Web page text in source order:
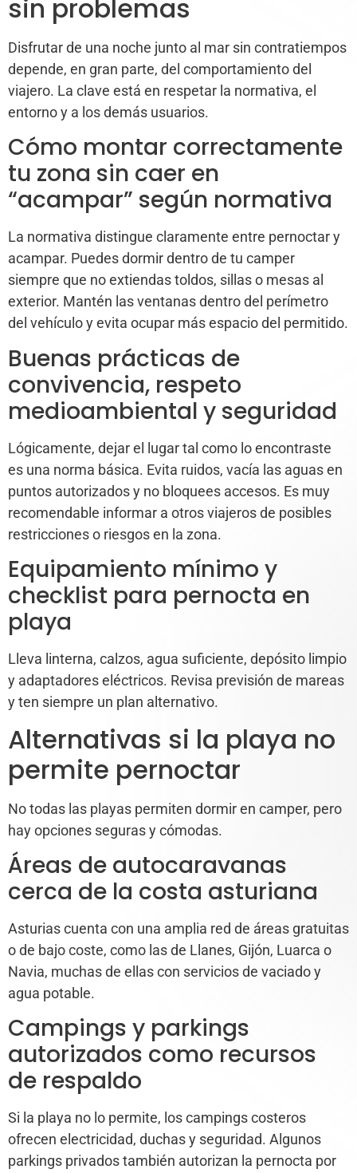
sin problemas
Disfrutar de una noche junto al mar sin contratiempos
depende, en gran parte, del comportamiento del
viajero. La clave está en respetar la normativa, el
entorno y a los demás usuarios.
Cómo montar correctamente
tu zona sin caer en
“acampar” según normativa
La normativa distingue claramente entre pernoctar y
acampar. Puedes dormir dentro de tu camper
siempre que no extiendas toldos, sillas o mesas al
exterior. Mantén las ventanas dentro del perímetro
del vehículo y evita ocupar más espacio del permitido.
Buenas prácticas de
convivencia, respeto
medioambiental y seguridad
Lógicamente, dejar el lugar tal como lo encontraste
es una norma básica. Evita ruidos, vacía las aguas en
puntos autorizados y no bloquees accesos. Es muy
recomendable informar a otros viajeros de posibles
restricciones o riesgos en la zona.
Equipamiento mínimo y
checklist para pernocta en
playa
Lleva linterna, calzos, agua suficiente, depósito limpio
y adaptadores eléctricos. Revisa previsión de mareas
y ten siempre un plan alternativo.
Alternativas si la playa no
permite pernoctar
No todas las playas permiten dormir en camper, pero
hay opciones seguras y cómodas.
Áreas de autocaravanas
cerca de la costa asturiana
Asturias cuenta con una amplia red de áreas gratuitas
o de bajo coste, como las de Llanes, Gijón, Luarca o
Navia, muchas de ellas con servicios de vaciado y
agua potable.
Campings y parkings
autorizados como recursos
de respaldo
Si la playa no lo permite, los campings costeros
ofrecen electricidad, duchas y seguridad. Algunos
parkings privados también autorizan la pernocta por